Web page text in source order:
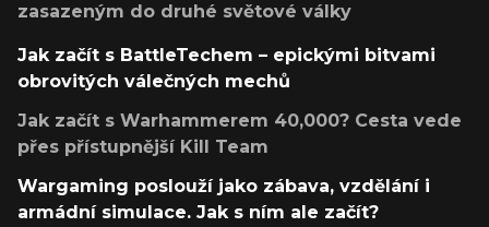
zasazeným do druhé světové války
Jak začít s BattleTechem – epickými bitvami
obrovitých válečných mechů
Jak začít s Warhammerem 40,000? Cesta vede
přes přístupnější Kill Team
Wargaming poslouží jako zábava, vzdělání i
armádní simulace. Jak s ním ale začít?